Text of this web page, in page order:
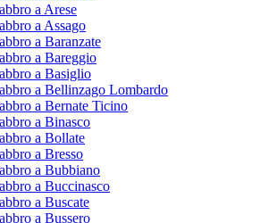
a Arese
a Assago
a Baranzate
a Bareggio
a Basiglio
a Bellinzago Lombardo
a Bernate Ticino
a Binasco
a Bollate
a Bresso
a Bubbiano
a Buccinasco
a Buscate
a Bussero